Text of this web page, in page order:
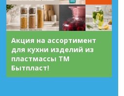
Акция на ассортимент
для кухни изделий из
пластмассы ТМ
Бытпласт!